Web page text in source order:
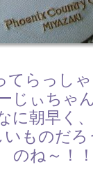
てらっし
じぃちゃ
に朝早く
いもの
のね～！